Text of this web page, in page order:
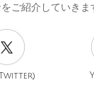
ご紹介していきま